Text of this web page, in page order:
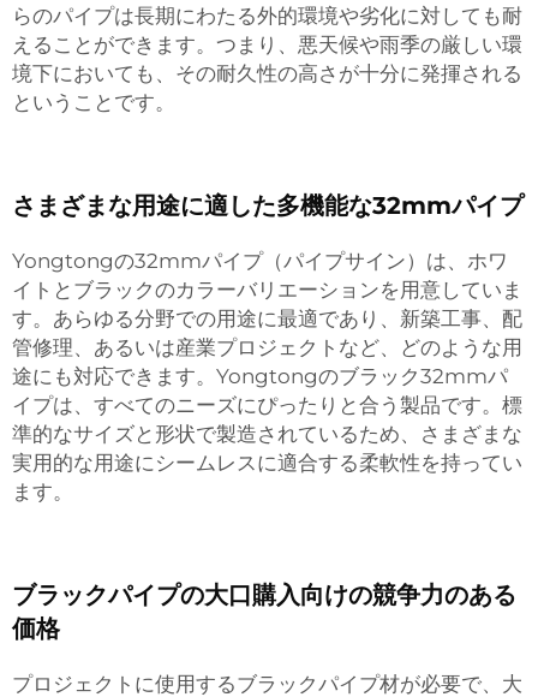
らのパイプは長期にわたる外的環境や劣化に対しても耐
えることができます。つまり、悪天候や雨季の厳しい環
境下においても、その耐久性の高さが十分に発揮される
ということです。
さまざまな用途に適した多機能な32mmパイプ
Yongtongの32mmパイプ（パイプサイン）は、ホワ
イトとブラックのカラーバリエーションを用意していま
す。あらゆる分野での用途に最適であり、新築工事、配
管修理、あるいは産業プロジェクトなど、どのような用
途にも対応できます。Yongtongのブラック32mmパ
イプは、すべてのニーズにぴったりと合う製品です。標
準的なサイズと形状で製造されているため、さまざまな
実用的な用途にシームレスに適合する柔軟性を持ってい
ます。
ブラックパイプの大口購入向けの競争力のある
価格
プロジェクトに使用するブラックパイプ材が必要で、大